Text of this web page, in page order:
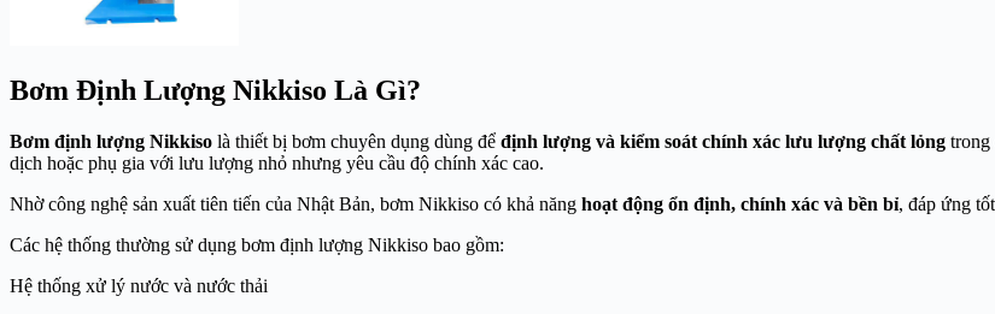
Bơm Định Lượng Nikkiso Là Gì?
Bơm định lượng Nikkiso là thiết bị bơm chuyên dụng dùng để định lượng và kiểm soát chính xác lưu lượng chất lỏng trong
dịch hoặc phụ gia với lưu lượng nhỏ nhưng yêu cầu độ chính xác cao.
Nhờ công nghệ sản xuất tiên tiến của Nhật Bản, bơm Nikkiso có khả năng hoạt động ổn định, chính xác và bền bỉ, đáp ứng
Các hệ thống thường sử dụng bơm định lượng Nikkiso bao gồm:
Hệ thống xử lý nước và nước thải